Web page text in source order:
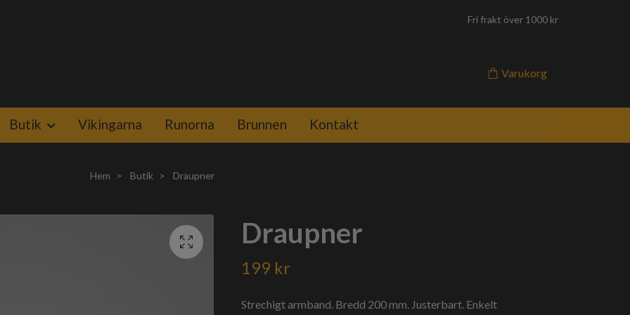
Fri frakt över 1000 kr
Varukorg
Butik Vikingarna Runorna Brunnen Kontakt
Hem Butik Draupner
Draupner
199 kr
Strechigt armband. Bredd 200 mm. Justerbart. Enkelt